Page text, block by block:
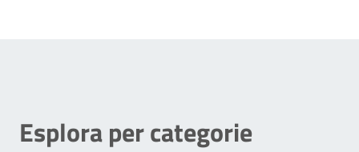
Esplora per categorie